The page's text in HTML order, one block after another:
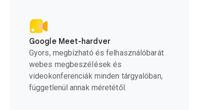
Google Meet-hardver
Gyors, megbízható és felhasználóbarát
webes megbeszélések és
videokonferenciák minden tárgyalóban,
függetlenül annak méretétől.